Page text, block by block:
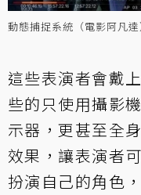
動態捕捉系統（電影阿凡達
這些表演者會戴
些的只使用攝影
示器，更甚至全
效果，讓表演者
扮演自己的角色